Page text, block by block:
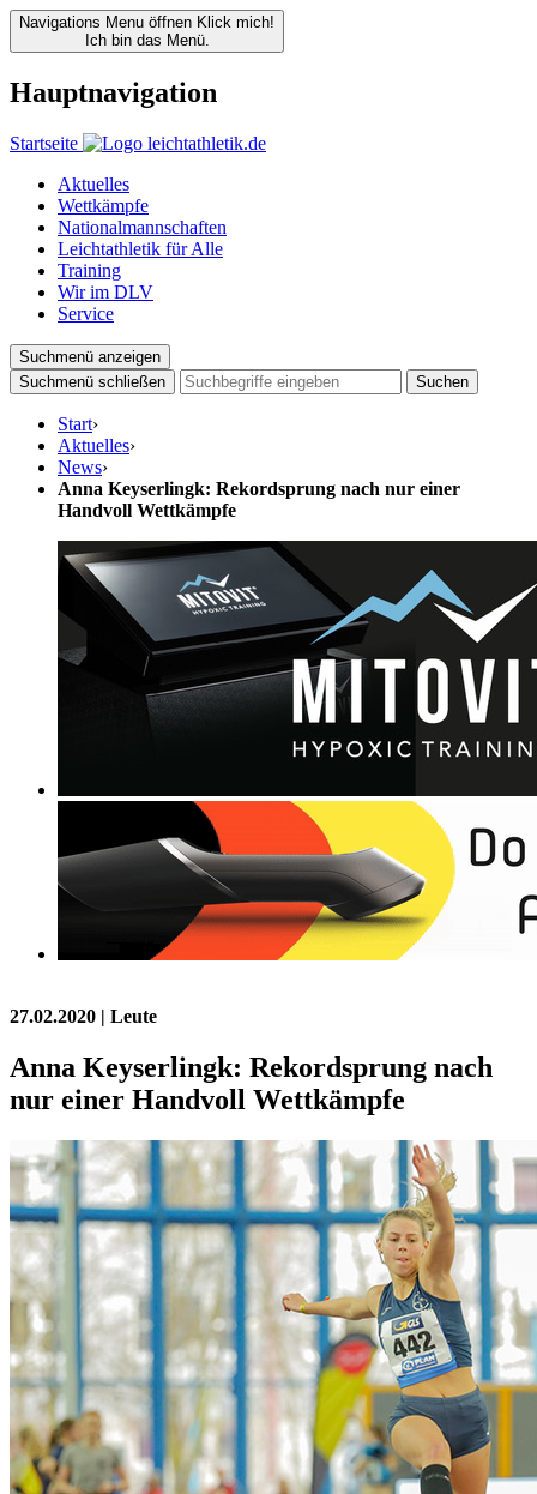
Navigations Menu öffnen Klick mich!
Ich bin das Menü.
Hauptnavigation
Startseite
Aktuelles
Wettkämpfe
Nationalmannschaften
Leichtathletik für Alle
Training
Wir im DLV
Service
Suchmenü anzeigen
Suchmenü schließen
Suchen
Start›
Aktuelles›
News›
Anna Keyserlingk: Rekordsprung nach nur einer
Handvoll Wettkämpfe
27.02.2020 | Leute
Anna Keyserlingk: Rekordsprung nach
nur einer Handvoll Wettkämpfe